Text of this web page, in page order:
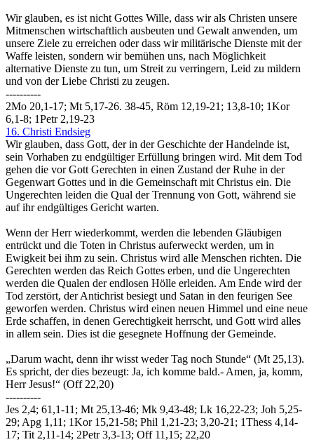
Wir glauben, es ist nicht Gottes Wille, dass wir als Christen unsere
Mitmenschen wirtschaftlich ausbeuten und Gewalt anwenden, um
unsere Ziele zu erreichen oder dass wir militärische Dienste mit der
Waffe leisten, sondern wir bemühen uns, nach Möglichkeit
alternative Dienste zu tun, um Streit zu verringern, Leid zu mildern
und von der Liebe Christi zu zeugen.
----------
2Mo 20,1-17; Mt 5,17-26. 38-45, Röm 12,19-21; 13,8-10; 1Kor
6,1-8; 1Petr 2,19-23
16. Christi Endsieg
Wir glauben, dass Gott, der in der Geschichte der Handelnde ist,
sein Vorhaben zu endgültiger Erfüllung bringen wird. Mit dem Tod
gehen die vor Gott Gerechten in einen Zustand der Ruhe in der
Gegenwart Gottes und in die Gemeinschaft mit Christus ein. Die
Ungerechten leiden die Qual der Trennung von Gott, während sie
auf ihr endgültiges Gericht warten.
Wenn der Herr wiederkommt, werden die lebenden Gläubigen
entrückt und die Toten in Christus auferweckt werden, um in
Ewigkeit bei ihm zu sein. Christus wird alle Menschen richten. Die
Gerechten werden das Reich Gottes erben, und die Ungerechten
werden die Qualen der endlosen Hölle erleiden. Am Ende wird der
Tod zerstört, der Antichrist besiegt und Satan in den feurigen See
geworfen werden. Christus wird einen neuen Himmel und eine neue
Erde schaffen, in denen Gerechtigkeit herrscht, und Gott wird alles
in allem sein. Dies ist die gesegnete Hoffnung der Gemeinde.
„Darum wacht, denn ihr wisst weder Tag noch Stunde“ (Mt 25,13).
Es spricht, der dies bezeugt: Ja, ich komme bald.- Amen, ja, komm,
Herr Jesus!“ (Off 22,20)
----------
Jes 2,4; 61,1-11; Mt 25,13-46; Mk 9,43-48; Lk 16,22-23; Joh 5,25-
29; Apg 1,11; 1Kor 15,21-58; Phil 1,21-23; 3,20-21; 1Thess 4,14-
17; Tit 2,11-14; 2Petr 3,3-13; Off 11,15; 22,20